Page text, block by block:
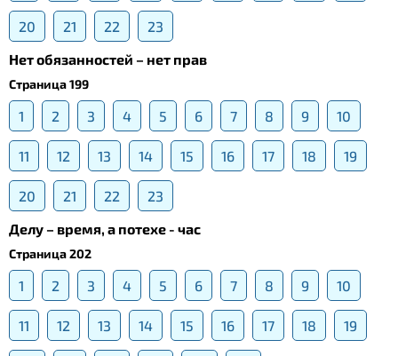
20 21 22
23
Нет обязанностей – нет прав
Страница 199
1 2 3 4 5 6 7 8 9 10
11 12 13 14 15 16 17 18 19
20 21 22
23
Делу – время, а потехе - час
Страница 202
1 2 3 4 5 6 7 8 9 10
11 12 13 14 15 16 17 18 19